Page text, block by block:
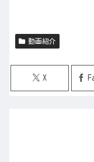
動画紹介
X